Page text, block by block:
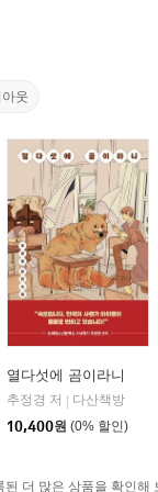
웃
열다섯에 곰이라니
추정경 저 | 다산책방
10,400원 (0% 할인)
된 더 많은 상품을 확인해